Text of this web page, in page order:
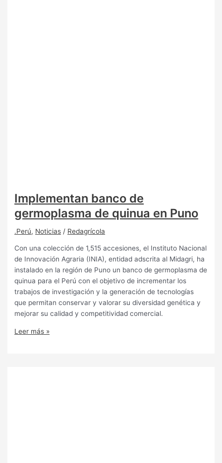
Implementan banco de
germoplasma de quinua en Puno
.Perú, Noticias / Redagrícola
Con una colección de 1,515 accesiones, el Instituto Nacional
de Innovación Agraria (INIA), entidad adscrita al Midagri, ha
instalado en la región de Puno un banco de germoplasma de
quinua para el Perú con el objetivo de incrementar los
trabajos de investigación y la generación de tecnologías
que permitan conservar y valorar su diversidad genética y
mejorar su calidad y competitividad comercial.
Leer más »